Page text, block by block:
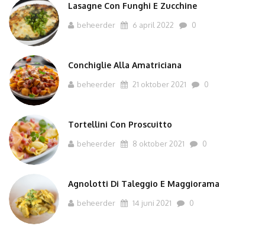
Lasagne Con Funghi E Zucchine
beheerder 6 april 2022 0
Conchiglie Alla Amatriciana
beheerder 21 oktober 2021 0
Tortellini Con Proscuitto
beheerder 8 oktober 2021 0
Agnolotti Di Taleggio E Maggiorama
beheerder 14 juni 2021 0